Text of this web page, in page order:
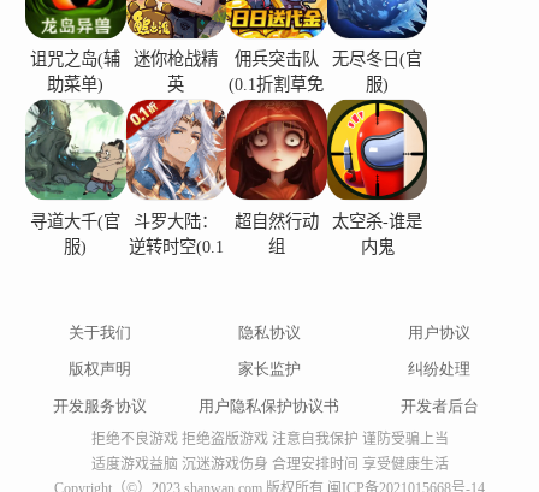
诅咒之岛(辅
助菜单)
迷你枪战精
英
佣兵突击队
(0.1折割草免
费版)
无尽冬日(官
服)
寻道大千(官
服)
斗罗大陆：
逆转时空(0.1
超自然行动
组
太空杀-谁是
内鬼
关于我们 隐私协议
用户协议
版权声明
家长监护
纠纷处理
开发服务协议
用户隐私保护协议书 开发者后台
拒绝不良游戏 拒绝盗版游戏 注意自我保护 谨防受骗上当
适度游戏益脑 沉迷游戏伤身 合理安排时间 享受健康生活